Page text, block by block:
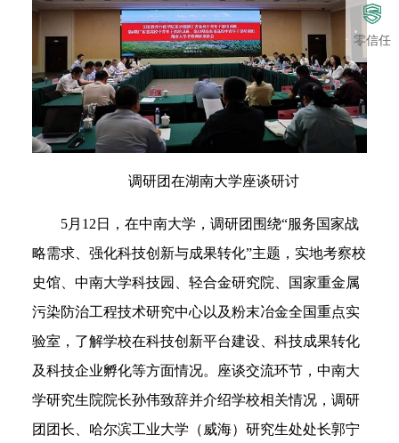
零信任
调研团在湖南大学座谈研讨
5月12日，在中南大学，调研团围绕“服务国家战
略需求、强化科技创新与成果转化”主题，实地考察校
史馆、中南大学科技园、轻合金研究院、国家重金属
污染防治工程技术研究中心以及粉末冶金全国重点实
验室，了解学校在科技创新平台建设、科技成果转化
及科技企业孵化等方面情况。座谈交流环节，中南大
学研究生院院长孙伟致辞并介绍学校相关情况，调研
团团长、哈尔滨工业大学（威海）研究生处处长郭宁